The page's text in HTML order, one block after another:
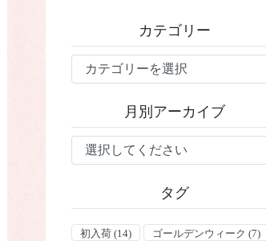
カテゴリー
テ
ー
月別アーカイブ
タグ
初入荷 (14) ゴールデンウィーク (7)